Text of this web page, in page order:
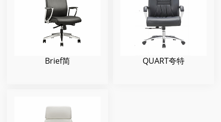
Brief简 QUART夸特